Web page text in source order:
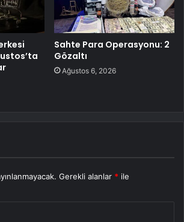
Sahte Para Operasyonu: 2
Gözaltı
Ağustos 6, 2026
Gerekli alanlar * ile